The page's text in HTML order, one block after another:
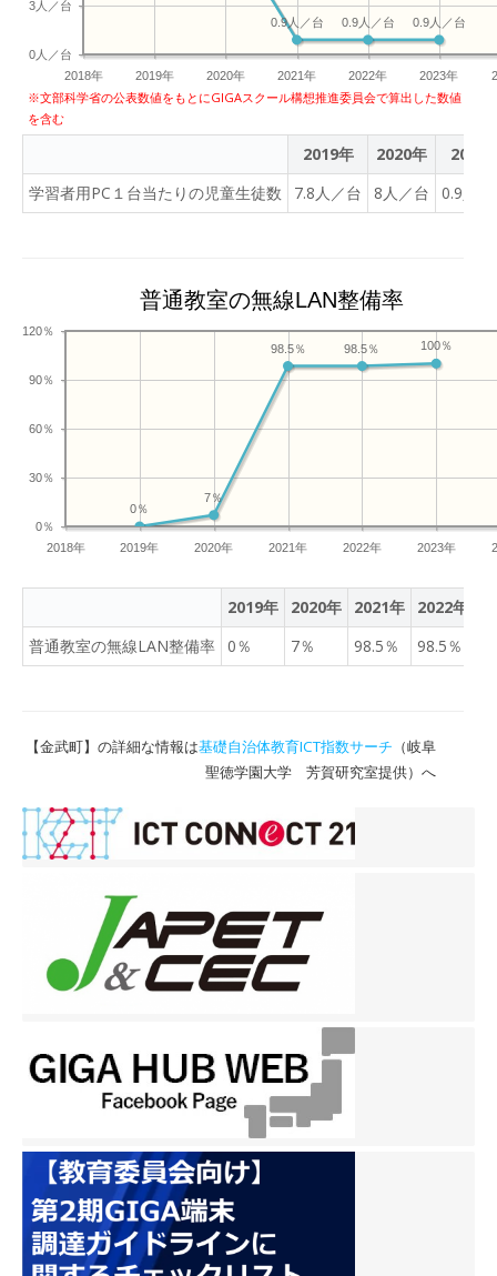
2018年 2019年 2020年 2021年 2022年 2023年
0人／台
3人／台
0.9人／台
0.9人／台
0.9人／台
※文部科学省の公表数値をもとにGIGAスクール構想推進委員会で算出した数値
を含む
2019年 2020年
2021
学習者用PC１台当たりの児童生徒数
7.8人／台 8人／台 0.9人
普通教室の無線LAN整備率
2018年 2019年 2020年 2021年 2022年 2023年
0％
30％
60％
90％
120％
100％
98.5％
98.5％
7％
0％
2019年 2020年 2021年 2022年
普通教室の無線LAN整備率 0％ 7％ 98.5％ 98.5％
【金武町】の詳細な情報は基礎自治体教育ICT指数サーチ （岐阜
聖徳学園大学 芳賀研究室提供）へ